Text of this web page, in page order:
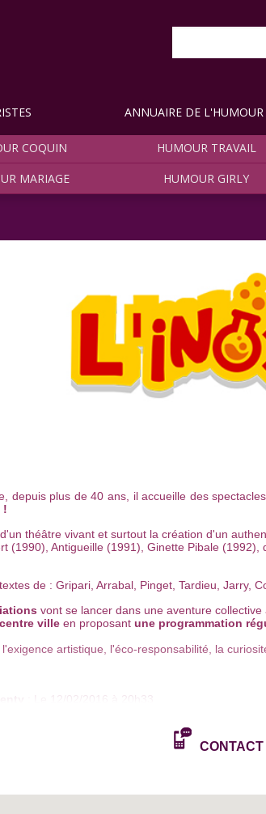
COQUIN HUMOUR TRAVAIL
MARIAGE HUMOUR GIRLY
ANNUAIRE DE L'HUMOUR
depuis plus de 40 ans, il accueille des
!
théâtre vivant et surtout la création d'un
(1990), Antigueille (1991), Ginette Pibale
de : Gripari, Arrabal, Pinget, Tardieu, Jarry,
vont se lancer dans une aventure
ville en proposant une programmation
artistique, l'éco-responsabilité, la
: Le 12/02/2016 à 20h33
CONTACT